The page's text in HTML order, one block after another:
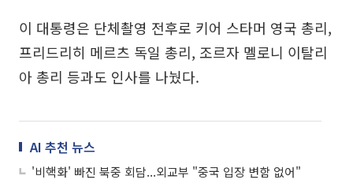
이 대통령은 단체촬영 전후로 키어 스타머 영국 총리,
프리드리히 메르츠 독일 총리, 조르자 멜로니 이탈리
아 총리 등과도 인사를 나눴다.
AI 추천 뉴스
'비핵화' 빠진 북중 회담...외교부 "중국 입장 변함 없어"